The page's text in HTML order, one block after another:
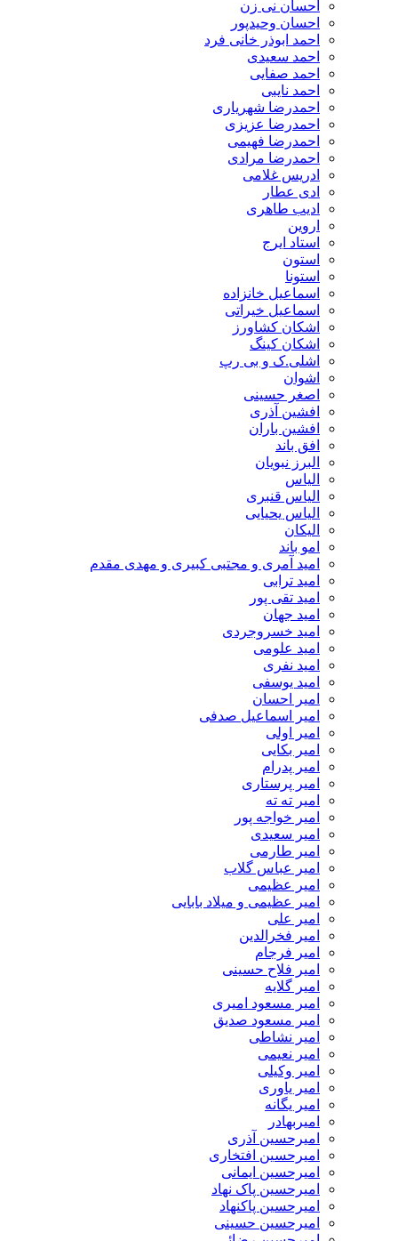
احسان نی زن
احسان وحیدپور
احمد ابوذر خانی فرد
احمد سعیدی
احمد صفایی
احمد نایبی
احمدرضا شهریاری
احمدرضا عزیزی
احمدرضا فهیمی
احمدرضا مرادی
ادریس غلامی
ادی عطار
ادیب طاهری
اروین
استاد ایرج
استون
استونا
اسماعیل خانزاده
اسماعیل خیراتی
اشکان کشاورز
اشکان کینگ
اشلی.ک و بی رپ
اشوان
اصغر حسینی
افشین آذری
افشین باران
افق باند
البرز نبویان
الیاس
الیاس قنبرى
الیاس یحیایی
الیکان
امو باند
امید آمری و مجتبی کبیری و مهدى مقدم
امید ترابی
امید تقی پور
امید جهان
امید خسروجردی
امید علومی
امید نفری
امید یوسفی
امیر احسان
امیر اسماعیل صدفی
امیر اولی
امیر بکایی
امیر پدرام
امیر پرستاری
امیر ته ته
امیر خواجه پور
امیر سعیدی
امیر طارمی
امیر عباس گلاب
امیر عظیمی
امیر عظیمی و میلاد بابایی
امیر علی
امیر فخرالدین
امیر فرجام
امیر فلاح حسینی
امیر گلایه
امیر مسعود امیری
امیر مسعود صدیق
امیر نشاطی
امیر نعیمی
امیر وکیلی
امیر یاوری
امیر یگانه
امیربهادر
امیرحسین آذری
امیرحسین افتخاری
امیرحسین ایمانی
امیرحسین پاک نهاد
امیرحسین پاکنهاد
امیرحسین حسینی